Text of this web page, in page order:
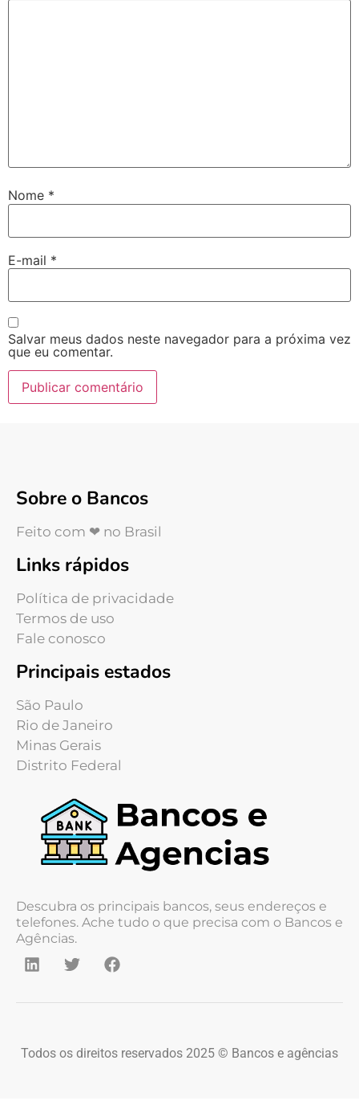
Nome *
E-mail *
Salvar meus dados neste navegador para a próxima vez
que eu comentar.
Sobre o Bancos
Feito com ❤ no Brasil
Links rápidos
Política de privacidade
Termos de uso
Fale conosco
Principais estados
São Paulo
Rio de Janeiro
Minas Gerais
Distrito Federal
Descubra os principais bancos, seus endereços e
telefones. Ache tudo o que precisa com o Bancos e
Agências.
Todos os direitos reservados 2025 © Bancos e agências